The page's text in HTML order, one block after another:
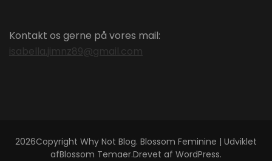
Kontakt os gerne på vores mail:
isabella.jimnz89@gmail.com
2026Copyright Why Not Blog. Blossom Feminine | Udviklet
afBlossom Temaer.Drevet af WordPress.